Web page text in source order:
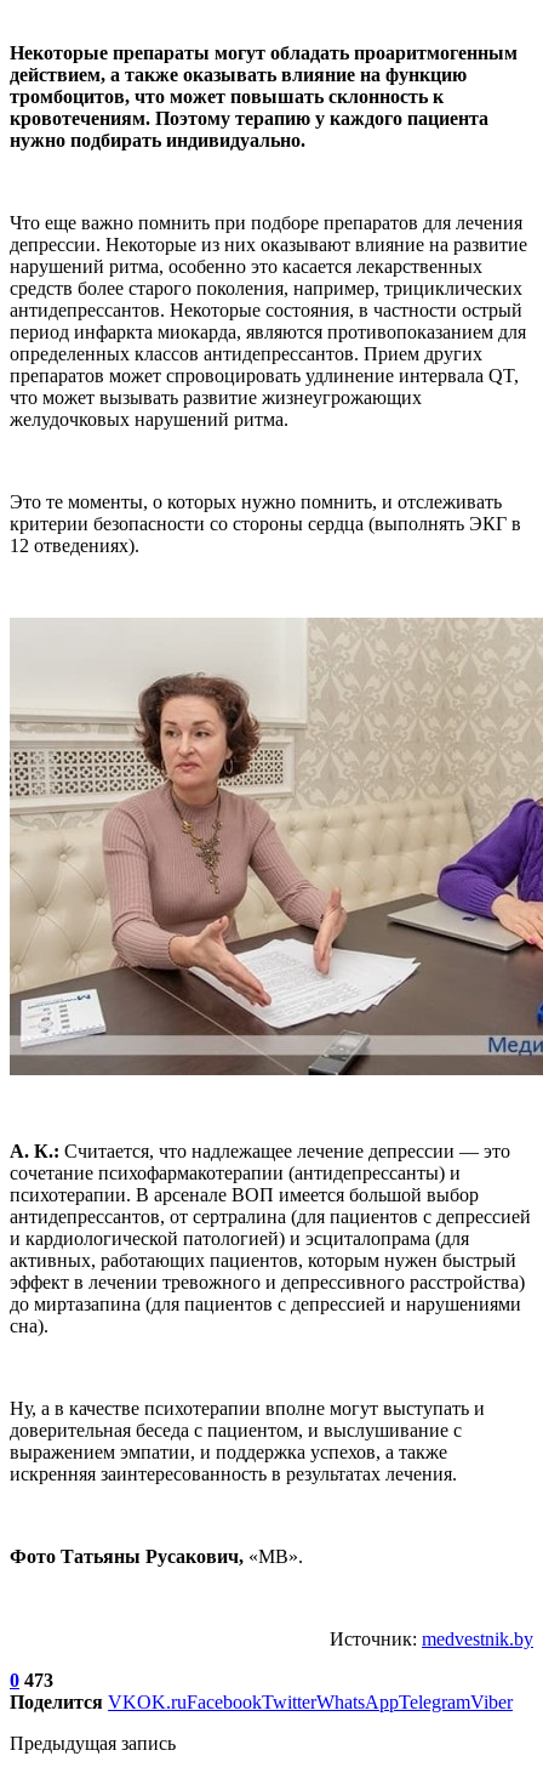
Некоторые препараты могут обладать проаритмогенным
действием, а также оказывать влияние на функцию
тромбоцитов, что может повышать склонность к
кровотечениям. Поэтому терапию у каждого пациента
нужно подбирать индивидуально.
Что еще важно помнить при подборе препаратов для лечения
депрессии. Некоторые из них оказывают влияние на развитие
нарушений ритма, особенно это касается лекарственных
средств более старого поколения, например, трициклических
антидепрессантов. Некоторые состояния, в частности острый
период инфаркта миокарда, являются противопоказанием для
определенных классов антидепрессантов. Прием других
препаратов может спровоцировать удлинение интервала QT,
что может вызывать развитие жизнеугрожающих
желудочковых нарушений ритма.
Это те моменты, о которых нужно помнить, и отслеживать
критерии безопасности со стороны сердца (выполнять ЭКГ в
12 отведениях).
А. К.: Считается, что надлежащее лечение депрессии — это
сочетание психофармакотерапии (антидепрессанты) и
психотерапии. В арсенале ВОП имеется большой выбор
антидепрессантов, от сертралина (для пациентов с депрессией
и кардиологической патологией) и эсциталопрама (для
активных, работающих пациентов, которым нужен быстрый
эффект в лечении тревожного и депрессивного расстройства)
до миртазапина (для пациентов с депрессией и нарушениями
сна).
Ну, а в качестве психотерапии вполне могут выступать и
доверительная беседа с пациентом, и выслушивание с
выражением эмпатии, и поддержка успехов, а также
искренняя заинтересованность в результатах лечения.
Фото Татьяны Русакович, «МВ».
Источник: medvestnik.by
0 473
Поделится VKOK.ruFacebookTwitterWhatsAppTelegramViber
Предыдущая запись